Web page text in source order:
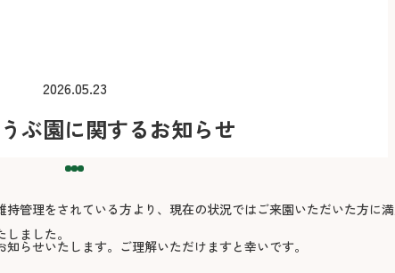
2026.05.23
ぶ園に関するお知らせ
管理をされている方より、現在の状況ではご来園いただいた方に
ました。
らせいたします。ご理解いただけますと幸いです。